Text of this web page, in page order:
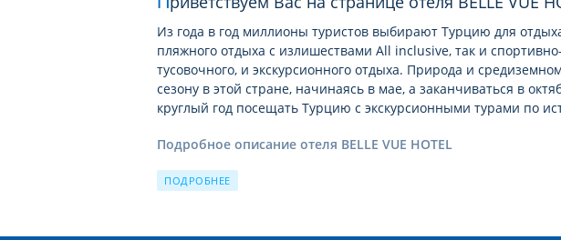
Из года в год миллионы туристов выбирают Турцию для
пляжного отдыха с излишествами All inclusive, так и
тусовочного, и экскурсионного отдыха. Природа и
сезону в этой стране, начинаясь в мае, а заканчиваться в
круглый год посещать Турцию с экскурсионными турами по
Подробное описание отеля BELLE VUE HOTEL
На этой странице мы хотели бы познакомить Вас с
чтодетальные фотографии отеля BELLE VUE HOTEL
ПОДРОБНЕЕ